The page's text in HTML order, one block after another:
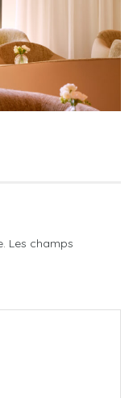
Les champs